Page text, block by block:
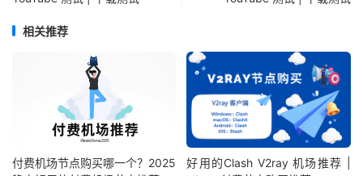
相关推荐
付费机场节点购买哪一个？2025
好用的Clash V2ray 机场推荐 |